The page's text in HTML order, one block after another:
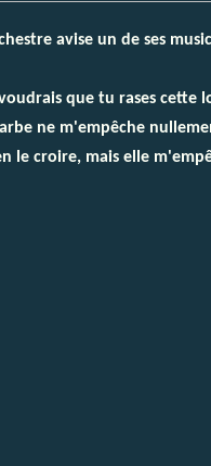
avise un de ses
que tu rases cette
ne m'empêche
le croire, mais elle